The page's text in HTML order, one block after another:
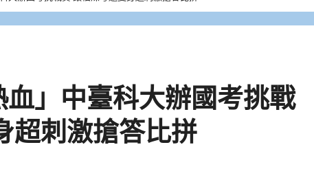
血」中臺科大辦國考挑戰
超刺激搶答比拼